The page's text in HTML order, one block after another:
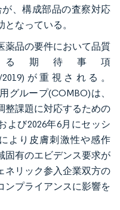
、構成部品の査察対応
なっている。
薬品の要件において品質
期待事項
2019)が重視される。
グループ(COMBO)は、
整課題に対応するための
よび2026年6月にセッシ
より皮膚刺激性や感作
固有のエビデンス要求が
ネリック参入企業双方の
ンプライアンスに影響を